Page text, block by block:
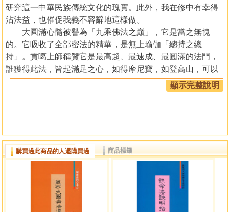
研究這一中華民族傳統文化的瑰實。此外，我在修中有幸得
沾法益，也催促我義不容辭地這樣做。
大圓滿心髓被譽為「九乘佛法之巔」，它是當之無愧
的。它吸收了全部密法的精華，是無上瑜伽「總持之總
持」。貢噶上師稱贊它是最高超、最速成、最圓滿的法門，
誰獲得此法，皆起滿足之心，如得摩尼寶，如登高山，可以
遠瞻十方。修持本法達到脱噶(頓超)的層次，能使學者顯發本
身所具有智慧和光明，現量見證到他們所夢以求看到的種種
其他密法所不能企及的。也就是這一點，顯示了本法所蘊藏
的尚未為人所洞察科學性。根造上師根據傳承，就常常以三
稜鏡射出的五彩光色為例，使弟子將來修脫看光時有所依，
免致真境現前，當面錯過。他又强調，在修習脱噶過程中，
如能看到明點，各人所見，完全一樣，顯示其真實性，不是
各說各的，瞎編一套。目前在海内外流傳的有關心髓修持典
顯示完整說明
購買過此商品的人還購買過 商品標籤